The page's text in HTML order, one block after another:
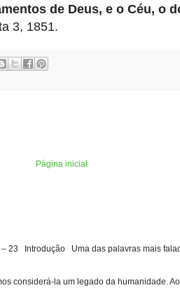
de Deus, e o Céu, o
3, 1851.
Página inicial
23 Introdução Uma das palavras mais
considerá-la um legado da humanidade.